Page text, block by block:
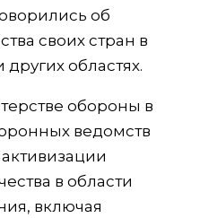
об
своих стран в
областях.
обороны в
ведомств
в области
включая